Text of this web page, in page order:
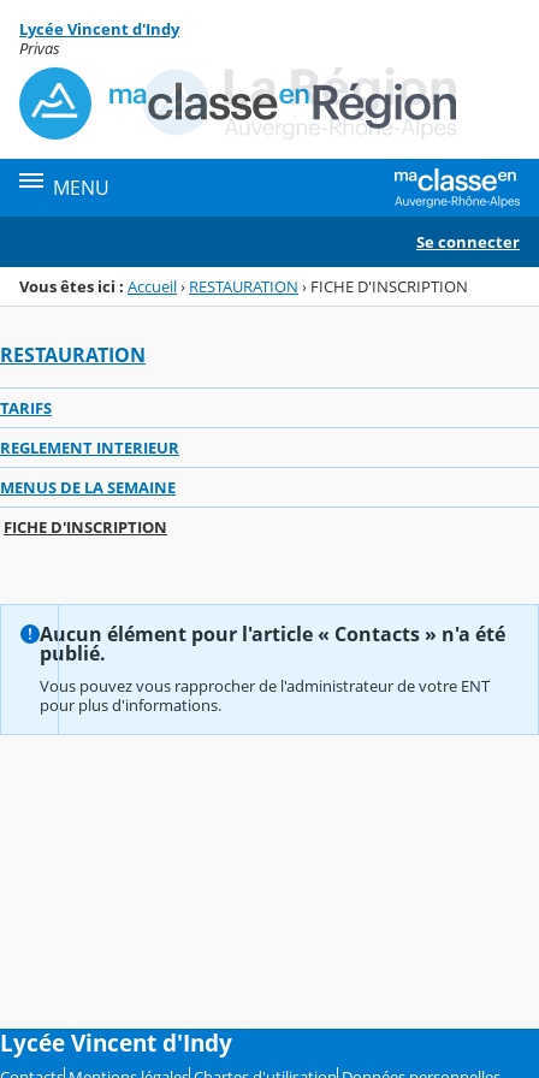
Menu de la rubrique
Contenu
Lycée Vincent d'Indy
Privas
MENU
Se connecter
Vous êtes ici : Accueil› RESTAURATION › FICHE D'INSCRIPTION
RESTAURATION
TARIFS
REGLEMENT INTERIEUR
MENUS DE LA SEMAINE
FICHE D'INSCRIPTION
Aucun élément pour l'article « Contacts » n'a été
publié.
Vous pouvez vous rapprocher de l'administrateur de votre ENT
pour plus d'informations.
Lycée Vincent d'Indy